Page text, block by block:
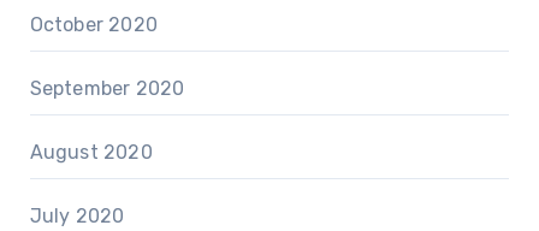
October 2020
September 2020
August 2020
July 2020